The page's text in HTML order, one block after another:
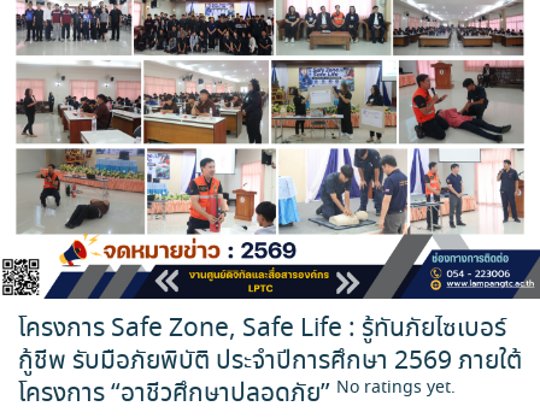
โครงการ Safe Zone, Safe Life : รู้ทันภัยไซเบอร์
กู้ชีพ รับมือภัยพิบัติ ประจำปีการศึกษา 2569 ภายใต้
โครงการ “อาชีวศึกษาปลอดภัย” No ratings yet.